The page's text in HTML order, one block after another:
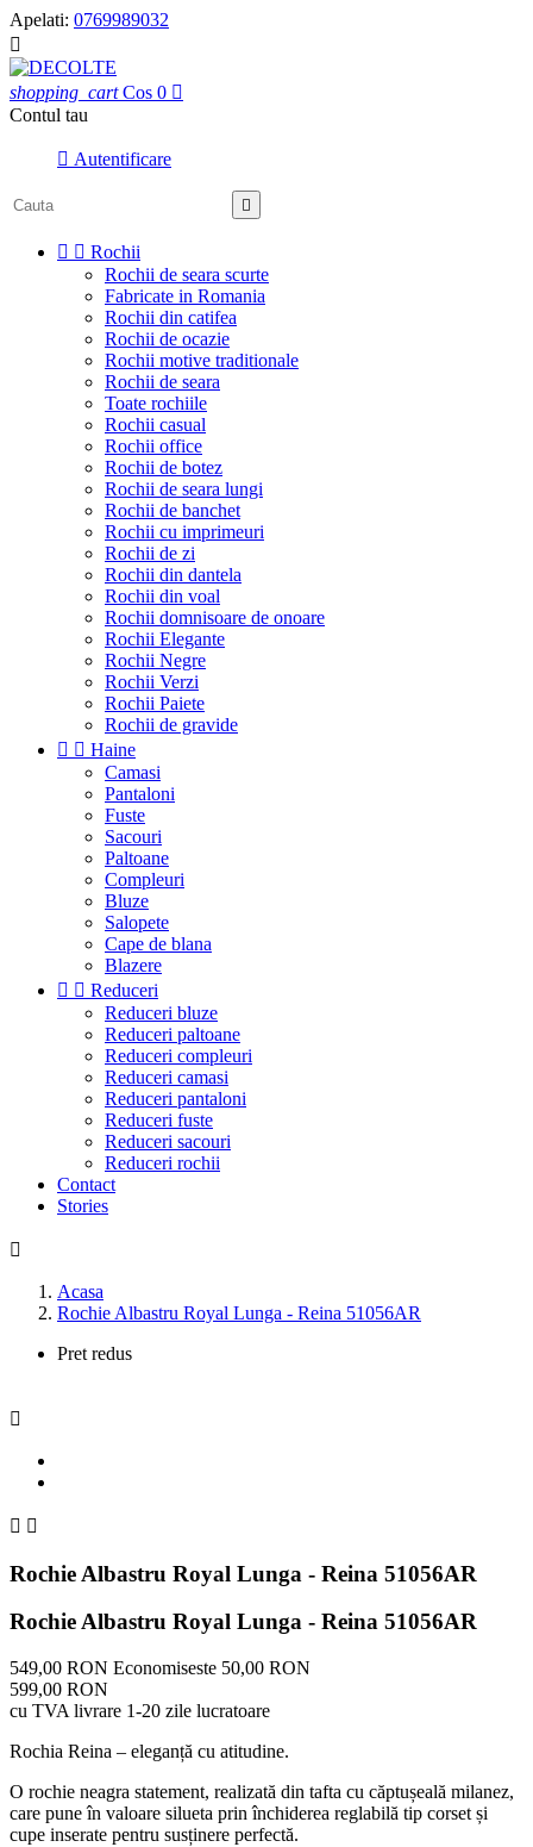
Apelati: 0769989032

shopping_cart Cos 0 
Contul tau
 Autentificare

  Rochii
Rochii de seara scurte
Fabricate in Romania
Rochii din catifea
Rochii de ocazie
Rochii motive traditionale
Rochii de seara
Toate rochiile
Rochii casual
Rochii office
Rochii de botez
Rochii de seara lungi
Rochii de banchet
Rochii cu imprimeuri
Rochii de zi
Rochii din dantela
Rochii din voal
Rochii domnisoare de onoare
Rochii Elegante
Rochii Negre
Rochii Verzi
Rochii Paiete
Rochii de gravide
  Haine
Camasi
Pantaloni
Fuste
Sacouri
Paltoane
Compleuri
Bluze
Salopete
Cape de blana
Blazere
  Reduceri
Reduceri bluze
Reduceri paltoane
Reduceri compleuri
Reduceri camasi
Reduceri pantaloni
Reduceri fuste
Reduceri sacouri
Reduceri rochii
Contact
Stories

Acasa
Rochie Albastru Royal Lunga - Reina 51056AR
Pret redus

 
Rochie Albastru Royal Lunga - Reina 51056AR
Rochie Albastru Royal Lunga - Reina 51056AR
549,00 RON Economiseste 50,00 RON
599,00 RON
cu TVA livrare 1-20 zile lucratoare
Rochia Reina – eleganță cu atitudine.
O rochie neagra statement, realizată din tafta cu căptușeală milanez,
care pune în valoare silueta prin închiderea reglabilă tip corset și
cupe inserate pentru susținere perfectă.